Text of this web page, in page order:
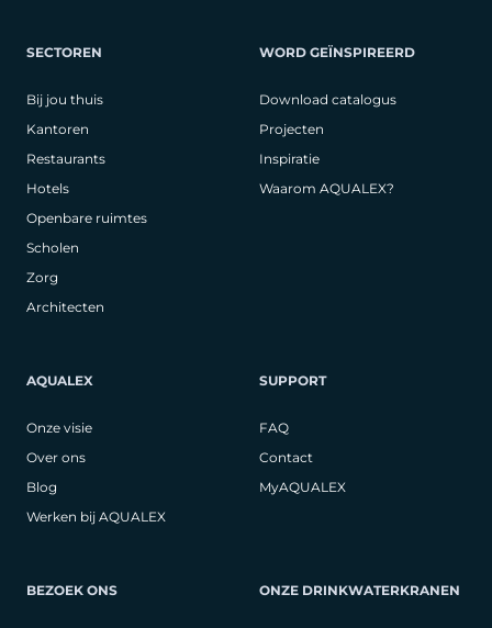
SECTOREN
Bij jou thuis
Kantoren
Restaurants
Hotels
Openbare ruimtes
Scholen
Zorg
Architecten
WORD GEÏNSPIREERD
Download catalogus
Projecten
Inspiratie
Waarom AQUALEX?
AQUALEX
Onze visie
Over ons
Blog
Werken bij AQUALEX
SUPPORT
FAQ
Contact
MyAQUALEX
BEZOEK ONS ONZE DRINKWATERKRANEN